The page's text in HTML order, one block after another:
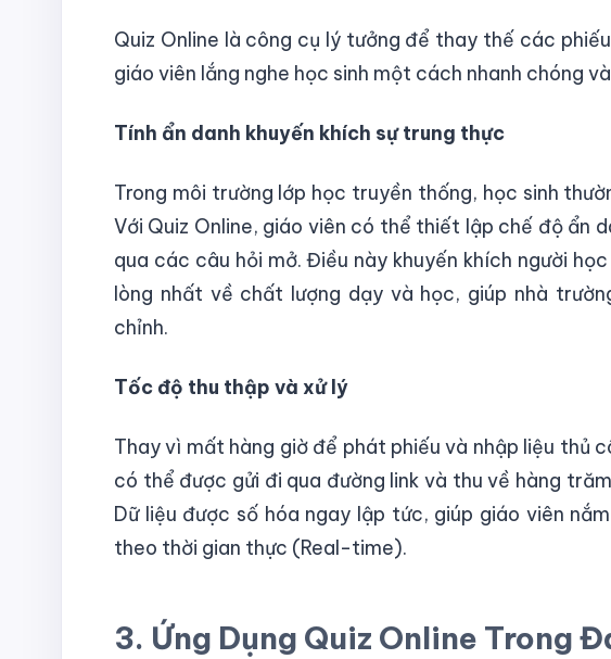
Quiz Online là công cụ lý tưởng để thay thế các
giáo viên lắng nghe học sinh một cách nhanh chóng
Tính ẩn danh khuyến khích sự trung thực
Trong môi trường lớp học truyền thống, học sinh
Với Quiz Online, giáo viên có thể thiết lập chế độ ẩn
qua các câu hỏi mở. Điều này khuyến khích người
lòng nhất về chất lượng dạy và học, giúp nhà
chỉnh.
Tốc độ thu thập và xử lý
Thay vì mất hàng giờ để phát phiếu và nhập liệu thủ
có thể được gửi đi qua đường link và thu về hàng
Dữ liệu được số hóa ngay lập tức, giúp giáo viên
theo thời gian thực (Real-time).
3. Ứng Dụng Quiz Online Trong